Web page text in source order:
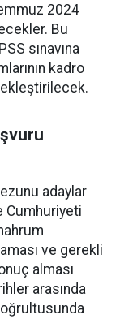
2024
Bu
sınavına
kadro
adaylar
Cumhuriyeti
ve gerekli
alması
arasında